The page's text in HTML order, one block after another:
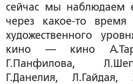
сейчас мы наблюдаем
через какое-то время
художественного
кино — кино
Г.Панфилова,
Г.Данелия,